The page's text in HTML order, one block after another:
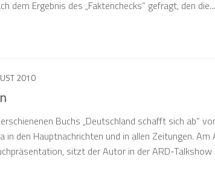
dem Ergebnis des „Faktenchecks“ gefragt, den die...
2010
Buchs „Deutschland schafft sich ab“
in den Hauptnachrichten und in allen Zeitungen. Am
sitzt der Autor in der ARD-Talkshow